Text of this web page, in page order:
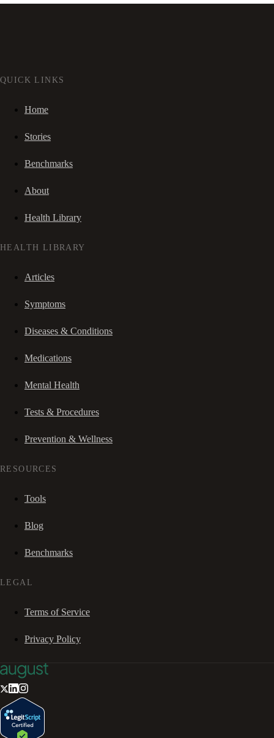
QUICK LINKS
Home
Stories
Benchmarks
About
Health Library
HEALTH LIBRARY
Articles
Symptoms
Diseases & Conditions
Medications
Mental Health
Tests & Procedures
Prevention & Wellness
RESOURCES
Tools
Blog
Benchmarks
LEGAL
Terms of Service
Privacy Policy